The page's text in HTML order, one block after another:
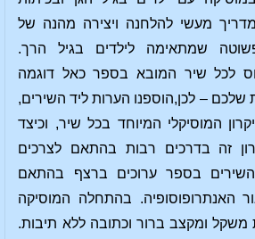
מעשי להלחנה ויצירה מהנה של
שמתאימה לילדים בגיל הרך.
לכל שיר המובא בספר כאל דוגמה
שלכם – לכן,הוספנו הערות ליד השירים,
המוסיקלי המיוחד בכל שיר, וכיצד
זה בדרכים רבות בהתאם לצרכים
בספר ערוכים ברצף בהתאם
האנתרופוסופיה. בהתחלה המוסיקה
ומקצב ברור וכתובה ללא תיבות.